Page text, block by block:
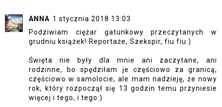
ANNA 1 stycznia 2018 13:03
Podziwiam ciężar gatunkowy przeczytanych w
grudniu książek! Reportaże, Szekspir, fiu fiu:)
Święta nie były dla mnie ani zaczytane, ani
rodzinne, bo spędziłam je częściowo za granicą,
częściowo w samolocie, ale mam nadzieję, że nowy
rok, który rozpoczął się 13 godzin temu przyniesie
więcej i tego, i tego:)